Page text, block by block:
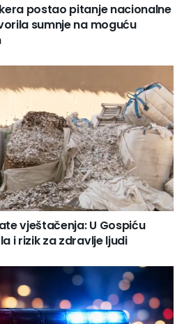
postao pitanje nacionalne
sumnje na moguću
vještačenja: U Gospiću
i rizik za zdravlje ljudi